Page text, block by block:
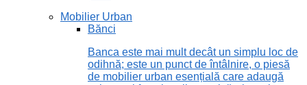
Mobilier Urban
Bănci
Banca este mai mult decât un simplu loc de
odihnă; este un punct de întâlnire, o piesă
de mobilier urban esențială care adaugă